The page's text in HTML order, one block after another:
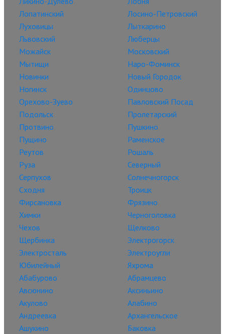
Лопатинский
Лосино-Петровский
Луховицы
Лыткарино
Львовский
Люберцы
Можайск
Московский
Мытищи
Наро-Фоминск
Новинки
Новый Городок
Ногинск
Одинцово
Орехово-Зуево
Павловский Посад
Подольск
Пролетарский
Протвино
Пушкино
Пущино
Раменское
Реутов
Рошаль
Руза
Северный
Серпухов
Солнечногорск
Сходня
Троицк
Фирсановка
Фрязино
Химки
Черноголовка
Чехов
Щелково
Щербинка
Электрогорск
Электросталь
Электроугли
Юбилейный
Яхрома
Абабурово
Абрамцево
Авсюнино
Аксиньино
Акулово
Алабино
Андреевка
Архангельское
Ашукино
Баковка